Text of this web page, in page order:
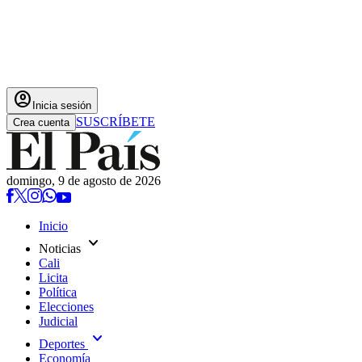
account_circle Inicia sesión
Crea cuenta SUSCRÍBETE
domingo, 9 de agosto de 2026
Inicio
Noticias expand_more
Cali
Licita
Política
Elecciones
Judicial
Deportes expand_more
Economía